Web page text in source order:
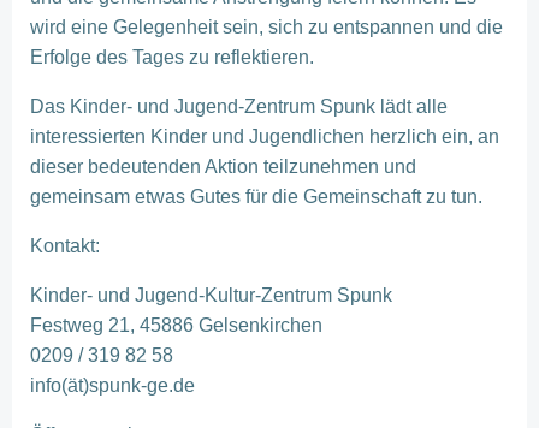
wird eine Gelegenheit sein, sich zu entspannen und die
Erfolge des Tages zu reflektieren.
Das Kinder- und Jugend-Zentrum Spunk lädt alle
interessierten Kinder und Jugendlichen herzlich ein, an
dieser bedeutenden Aktion teilzunehmen und
gemeinsam etwas Gutes für die Gemeinschaft zu tun.
Kontakt:
Kinder- und Jugend-Kultur-Zentrum Spunk
Festweg 21, 45886 Gelsenkirchen
0209 / 319 82 58
info(ät)spunk-ge.de